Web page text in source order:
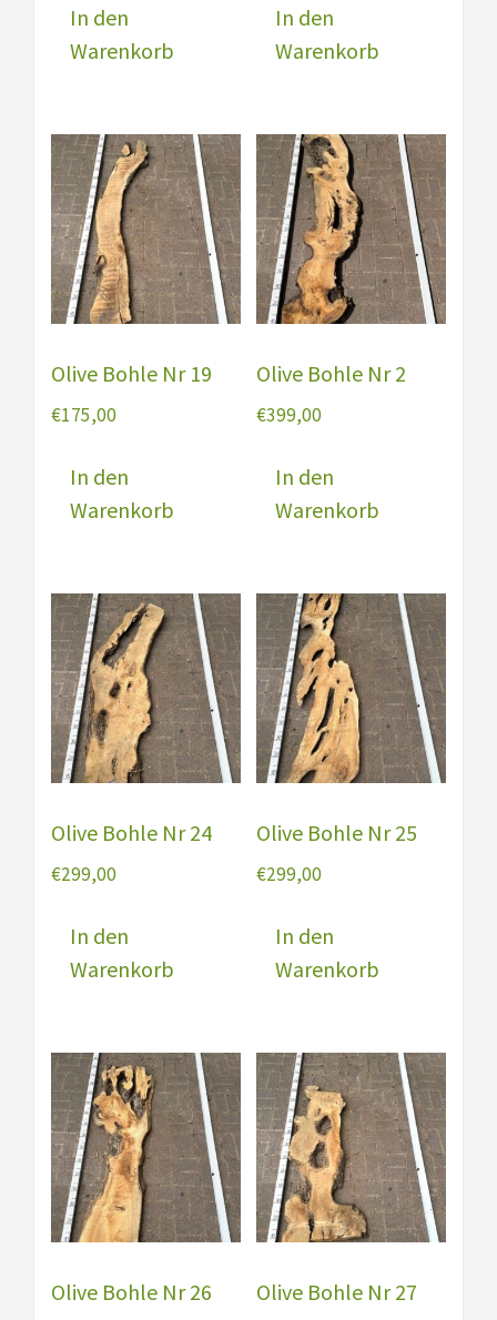
In den
Warenkorb
In den
Warenkorb
Olive Bohle Nr 19
€175,00
In den
Warenkorb
Olive Bohle Nr 2
€399,00
In den
Warenkorb
Olive Bohle Nr 24
€299,00
In den
Warenkorb
Olive Bohle Nr 25
€299,00
In den
Warenkorb
Olive Bohle Nr 26 Olive Bohle Nr 27